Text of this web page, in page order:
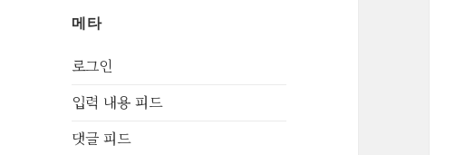
메타
로그인
입력 내용 피드
댓글 피드